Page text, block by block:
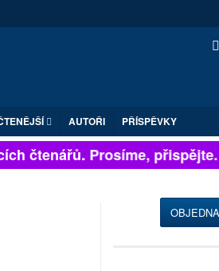
AUTOŘI PŘÍSPĚVKY
čtenářů. Prosíme, přispějte. ➥